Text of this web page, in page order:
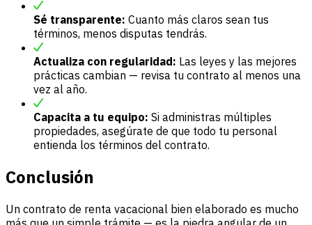
Sé transparente: Cuanto más claros sean tus
términos, menos disputas tendrás.
Actualiza con regularidad: Las leyes y las mejores
prácticas cambian — revisa tu contrato al menos una
vez al año.
Capacita a tu equipo: Si administras múltiples
propiedades, asegúrate de que todo tu personal
entienda los términos del contrato.
Conclusión
Un contrato de renta vacacional bien elaborado es mucho